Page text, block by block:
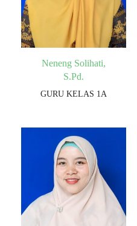
Neneng Solihati,
S.Pd.
GURU KELAS 1A